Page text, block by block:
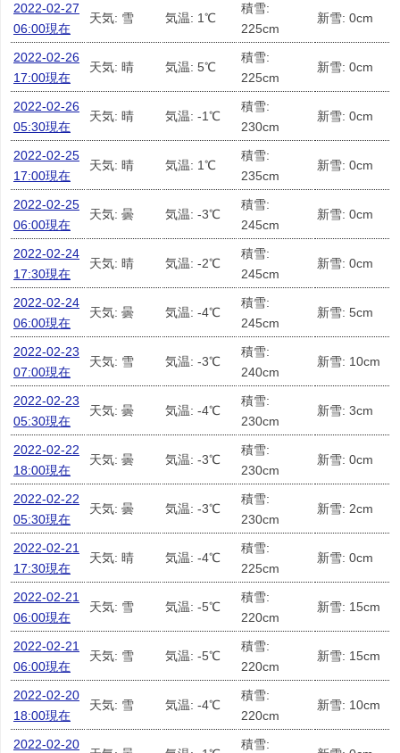
2022-02-27
06:00現在
天気: 雪 気温: 1℃
積雪:
225cm
新雪: 0cm
2022-02-26
17:00現在
天気: 晴 気温: 5℃
積雪:
225cm
新雪: 0cm
2022-02-26
05:30現在
天気: 晴 気温: -1℃
積雪:
230cm
新雪: 0cm
2022-02-25
17:00現在
天気: 晴 気温: 1℃
積雪:
235cm
新雪: 0cm
2022-02-25
06:00現在
天気: 曇 気温: -3℃
積雪:
245cm
新雪: 0cm
2022-02-24
17:30現在
天気: 晴 気温: -2℃
積雪:
245cm
新雪: 0cm
2022-02-24
06:00現在
天気: 曇 気温: -4℃
積雪:
245cm
新雪: 5cm
2022-02-23
07:00現在
天気: 雪 気温: -3℃
積雪:
240cm
新雪: 10cm
2022-02-23
05:30現在
天気: 曇 気温: -4℃
積雪:
230cm
新雪: 3cm
2022-02-22
18:00現在
天気: 曇 気温: -3℃
積雪:
230cm
新雪: 0cm
2022-02-22
05:30現在
天気: 曇 気温: -3℃
積雪:
230cm
新雪: 2cm
2022-02-21
17:30現在
天気: 晴 気温: -4℃
積雪:
225cm
新雪: 0cm
2022-02-21
06:00現在
天気: 雪 気温: -5℃
積雪:
220cm
新雪: 15cm
2022-02-21
06:00現在
天気: 雪 気温: -5℃
積雪:
220cm
新雪: 15cm
2022-02-20
18:00現在
天気: 雪 気温: -4℃
積雪:
220cm
新雪: 10cm
2022-02-20 積雪: